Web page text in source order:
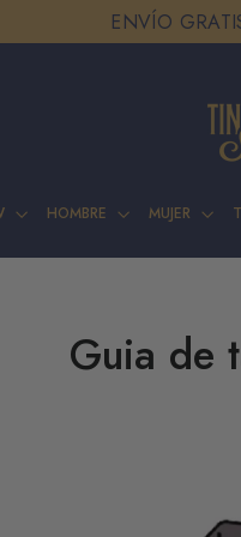
ENVÍO
HOMBRE MUJER
Guia de